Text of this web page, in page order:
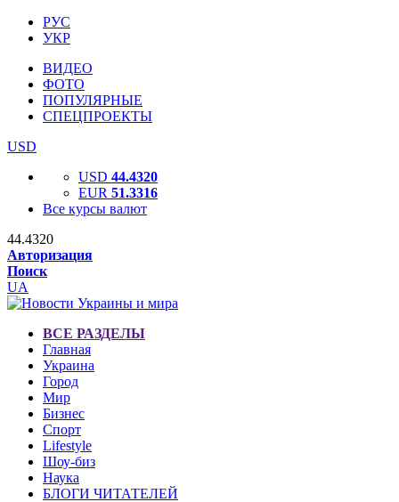
РУС
УКР
ВИДЕО
ФОТО
ПОПУЛЯРНЫЕ
СПЕЦПРОЕКТЫ
USD
USD 44.4320
EUR 51.3316
Все курсы валют
44.4320
Авторизация
Поиск
UA
ВСЕ РАЗДЕЛЫ
Главная
Украина
Город
Мир
Бизнес
Спорт
Lifestyle
Шоу-биз
Наука
БЛОГИ ЧИТАТЕЛЕЙ